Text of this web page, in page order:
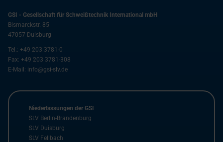
GSI - Gesellschaft für Schweißtechnik International mbH
Bismarckstr. 85
47057 Duisburg
Tel.: +49 203 3781-0
Fax: +49 203 3781-308
E-Mail: info@gsi-slv.de
Niederlassungen der GSI
SLV Berlin-Brandenburg
SLV Duisburg
SLV Fellbach